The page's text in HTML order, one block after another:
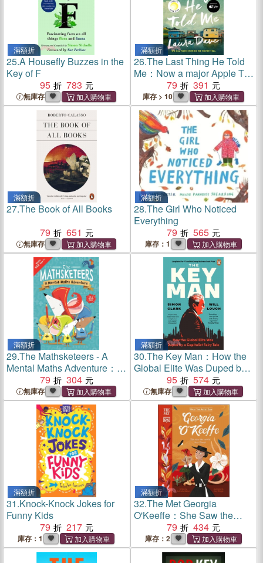
滿額折
25.A Housefly Buzzes in the
Key of F
95
783
無庫存
滿額折
26.The Last Thing He Told
Me：Now a major Apple TV
series starring Jennifer
Garner and Nikolaj Coster-
Waldau
79 391
庫存 > 10
滿額折
27.The Book of All Books
79
651
無庫存
滿額折
28.The Girl Who Noticed
Everything
79
565
庫存：1
滿額折
29.The Mathsketeers - A
Mental Maths Adventure：A
Key Stage 2 Home Learning
Resource
79 304
無庫存
滿額折
30.The Key Man：How the
Global Elite Was Duped by a
Capitalist Fairy Tale
95 574
無庫存
滿額折
31.Knock-Knock Jokes for
Funny Kids
79
217
庫存：1
滿額折
32.The Met Georgia
O'Keeffe：She Saw the
World in a Flower (英國版)
79 434
庫存：2